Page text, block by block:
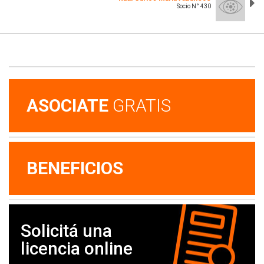
Socio N° 430
ASOCIATE GRATIS
BENEFICIOS
Solicitá una
licencia online